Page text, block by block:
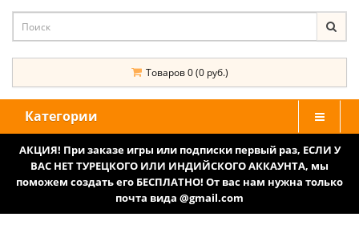
Товаров 0 (0 руб.)
Категории
АКЦИЯ! При заказе игры или подписки первый раз, ЕСЛИ У
ВАС НЕТ ТУРЕЦКОГО ИЛИ ИНДИЙСКОГО АККАУНТА, мы
поможем создать его БЕСПЛАТНО! От вас нам нужна только
почта вида @gmail.com